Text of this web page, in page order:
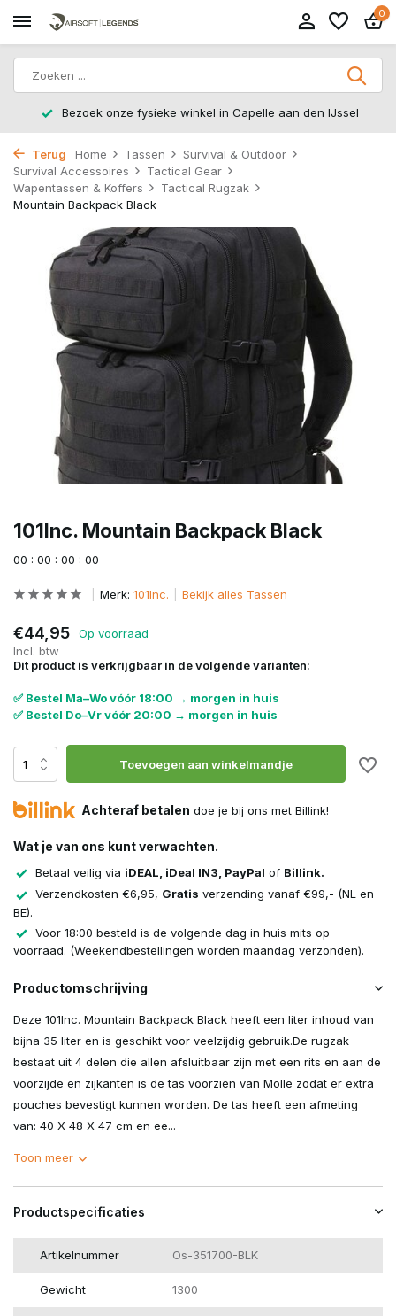
0
den IJssel 14 dagen retourtermijn – zonder gedoe,
Terug Home Tassen
Survival & Outdoor
Survival Accessoires
Tactical Gear
Wapentassen & Koffers
Tactical Rugzak
Mountain Backpack Black
101Inc. Mountain Backpack Black
00 : 00 : 00 : 00
Merk: 101Inc. Bekijk alles Tassen
€44,95
Op voorraad
Incl. btw
Dit product is verkrijgbaar in de volgende varianten:
✅ Bestel Ma–Wo vóór 18:00 → morgen in huis
✅ Bestel Do–Vr vóór 20:00 → morgen in huis
Toevoegen aan winkelmandje
Achteraf betalen doe je bij ons met Billink!
Wat je van ons kunt verwachten.
Betaal veilig via iDEAL, iDeal IN3, PayPal of Billink.
Verzendkosten €6,95, Gratis verzending vanaf €99,- (NL en
BE).
Voor 18:00 besteld is de volgende dag in huis mits op
voorraad. (Weekendbestellingen worden maandag verzonden).
Productomschrijving
Deze 101Inc. Mountain Backpack Black heeft een liter inhoud van
bijna 35 liter en is geschikt voor veelzijdig gebruik.De rugzak
bestaat uit 4 delen die allen afsluitbaar zijn met een rits en aan de
voorzijde en zijkanten is de tas voorzien van Molle zodat er extra
pouches bevestigt kunnen worden. De tas heeft een afmeting
van: 40 X 48 X 47 cm en ee...
Toon meer
Productspecificaties
Artikelnummer Os-351700-BLK
Gewicht 1300